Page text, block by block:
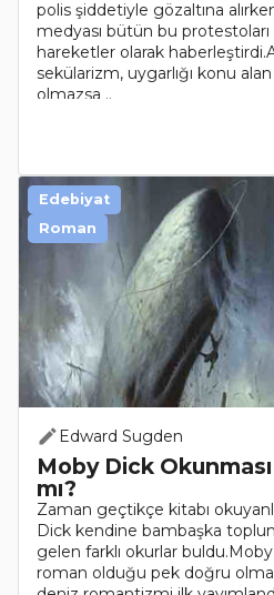
polis şiddetiyle gözaltına
medyası bütün bu protestoları
hareketler olarak
sekülarizm, uygarlığı konu
olmazsa ..
Edward Sugden
Moby Dick
mı?
Zaman geçtikçe kitabı
Dick kendine bambaşka
gelen farklı okurlar
roman olduğu pek doğru
Edebiyat
Roman